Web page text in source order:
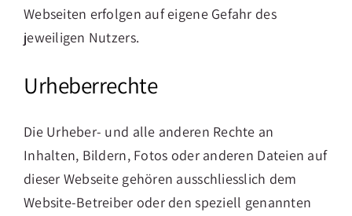
Webseiten erfolgen auf eigene Gefahr des
jeweiligen Nutzers.
Urheberrechte
Die Urheber- und alle anderen Rechte an
Inhalten, Bildern, Fotos oder anderen Dateien auf
dieser Webseite gehören ausschliesslich dem
Website-Betreiber oder den speziell genannten